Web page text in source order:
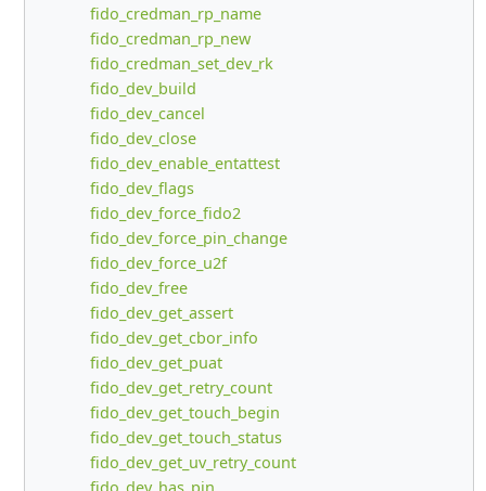
fido_credman_rp_name
fido_credman_rp_new
fido_credman_set_dev_rk
fido_dev_build
fido_dev_cancel
fido_dev_close
fido_dev_enable_entattest
fido_dev_flags
fido_dev_force_fido2
fido_dev_force_pin_change
fido_dev_force_u2f
fido_dev_free
fido_dev_get_assert
fido_dev_get_cbor_info
fido_dev_get_puat
fido_dev_get_retry_count
fido_dev_get_touch_begin
fido_dev_get_touch_status
fido_dev_get_uv_retry_count
fido_dev_has_pin